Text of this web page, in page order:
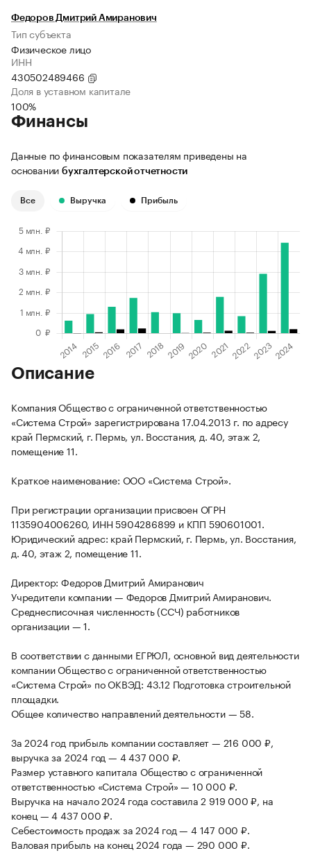
Федоров Дмитрий Амиранович
Тип субъекта
Физическое лицо
ИНН
430502489466
Доля в уставном капитале
100%
Финансы
Данные по финансовым показателям приведены на
основании бухгалтерской отчетности
Все Выручка Прибыль
Описание
Компания Общество с ограниченной ответственностью
«Система Строй» зарегистрирована 17.04.2013 г. по адресу
край Пермский, г. Пермь, ул. Восстания, д. 40, этаж 2,
помещение 11.
Краткое наименование: ООО «Система Строй».
При регистрации организации присвоен ОГРН
1135904006260, ИНН 5904286899 и КПП 590601001.
Юридический адрес: край Пермский, г. Пермь, ул. Восстания,
д. 40, этаж 2, помещение 11.
Директор: Федоров Дмитрий Амиранович
Учредители компании — Федоров Дмитрий Амиранович.
Среднесписочная численность (ССЧ) работников
организации — 1.
В соответствии с данными ЕГРЮЛ, основной вид деятельности
компании Общество с ограниченной ответственностью
«Система Строй» по ОКВЭД: 43.12 Подготовка строительной
площадки.
Общее количество направлений деятельности — 58.
За 2024 год прибыль компании составляет — 216 000 ₽,
выручка за 2024 год — 4 437 000 ₽.
Размер уставного капитала Общество с ограниченной
ответственностью «Система Строй» — 10 000 ₽.
Выручка на начало 2024 года составила 2 919 000 ₽, на
конец — 4 437 000 ₽.
Себестоимость продаж за 2024 год — 4 147 000 ₽.
Валовая прибыль на конец 2024 года — 290 000 ₽.